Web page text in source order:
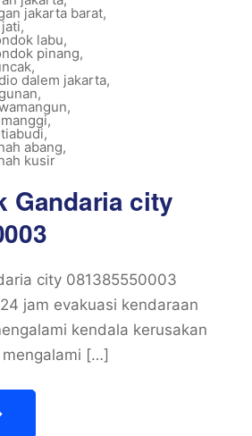
jakarta barat,
,
labu,
pinang,
,
dalem jakarta,
,
,
,
,
abang,
kusir
Gandaria city
city 081385550003
jam evakuasi kendaraan
kendala kerusakan
[…]